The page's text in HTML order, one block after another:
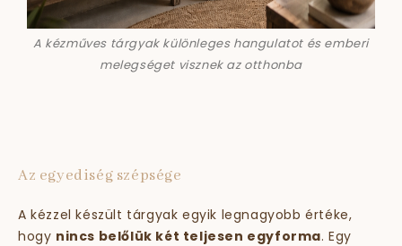
A kézműves tárgyak különleges hangulatot és emberi
melegséget visznek az otthonba
Az egyediség szépsége
A kézzel készült tárgyak egyik legnagyobb értéke,
hogy nincs belőlük két teljesen egyforma. Egy